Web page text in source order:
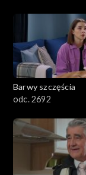
1801–1900
1701–1800
1601–1700
1501–1600
1401–1500
Barwy szczęścia
odc. 2692